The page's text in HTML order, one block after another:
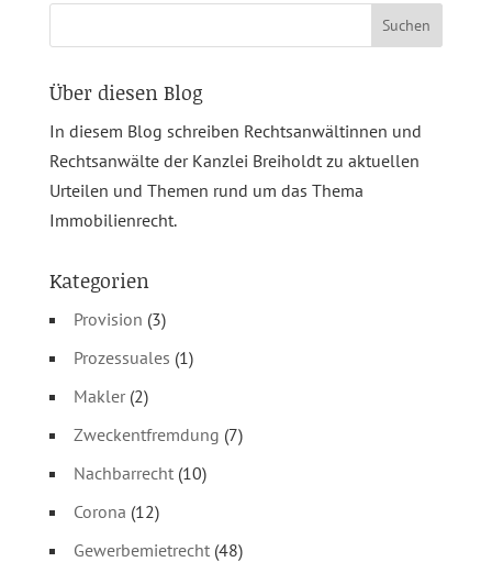
Über diesen Blog
In diesem Blog schreiben Rechtsanwältinnen und
Rechtsanwälte der Kanzlei Breiholdt zu aktuellen
Urteilen und Themen rund um das Thema
Immobilienrecht.
Kategorien
Provision (3)
Prozessuales (1)
Makler(2)
Zweckentfremdung (7)
Nachbarrecht(10)
Corona (12)
Gewerbemietrecht(48)